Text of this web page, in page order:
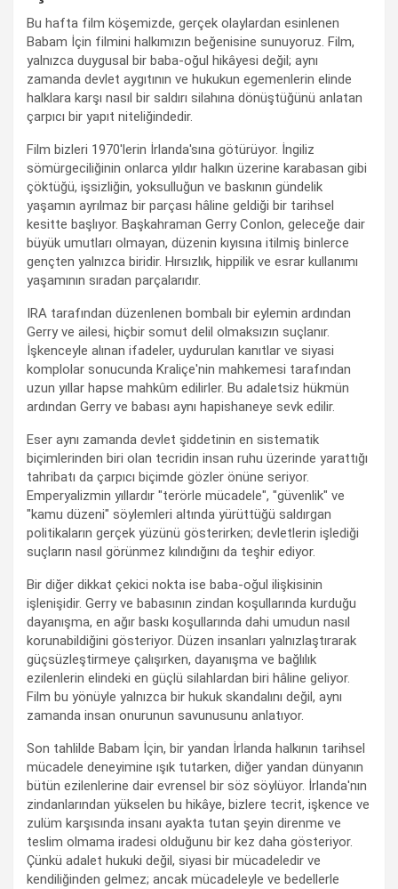
Bu hafta film köşemizde, gerçek olaylardan esinlenen
Babam İçin filmini halkımızın beğenisine sunuyoruz. Film,
yalnızca duygusal bir baba-oğul hikâyesi değil; aynı
zamanda devlet aygıtının ve hukukun egemenlerin elinde
halklara karşı nasıl bir saldırı silahına dönüştüğünü anlatan
çarpıcı bir yapıt niteliğindedir.
Film bizleri 1970'lerin İrlanda'sına götürüyor. İngiliz
sömürgeciliğinin onlarca yıldır halkın üzerine karabasan gibi
çöktüğü, işsizliğin, yoksulluğun ve baskının gündelik
yaşamın ayrılmaz bir parçası hâline geldiği bir tarihsel
kesitte başlıyor. Başkahraman Gerry Conlon, geleceğe dair
büyük umutları olmayan, düzenin kıyısına itilmiş binlerce
gençten yalnızca biridir. Hırsızlık, hippilik ve esrar kullanımı
yaşamının sıradan parçalarıdır.
IRA tarafından düzenlenen bombalı bir eylemin ardından
Gerry ve ailesi, hiçbir somut delil olmaksızın suçlanır.
İşkenceyle alınan ifadeler, uydurulan kanıtlar ve siyasi
komplolar sonucunda Kraliçe'nin mahkemesi tarafından
uzun yıllar hapse mahkûm edilirler. Bu adaletsiz hükmün
ardından Gerry ve babası aynı hapishaneye sevk edilir.
Eser aynı zamanda devlet şiddetinin en sistematik
biçimlerinden biri olan tecridin insan ruhu üzerinde yarattığı
tahribatı da çarpıcı biçimde gözler önüne seriyor.
Emperyalizmin yıllardır "terörle mücadele", "güvenlik" ve
"kamu düzeni" söylemleri altında yürüttüğü saldırgan
politikaların gerçek yüzünü gösterirken; devletlerin işlediği
suçların nasıl görünmez kılındığını da teşhir ediyor.
Bir diğer dikkat çekici nokta ise baba-oğul ilişkisinin
işlenişidir. Gerry ve babasının zindan koşullarında kurduğu
dayanışma, en ağır baskı koşullarında dahi umudun nasıl
korunabildiğini gösteriyor. Düzen insanları yalnızlaştırarak
güçsüzleştirmeye çalışırken, dayanışma ve bağlılık
ezilenlerin elindeki en güçlü silahlardan biri hâline geliyor.
Film bu yönüyle yalnızca bir hukuk skandalını değil, aynı
zamanda insan onurunun savunusunu anlatıyor.
Son tahlilde Babam İçin, bir yandan İrlanda halkının tarihsel
mücadele deneyimine ışık tutarken, diğer yandan dünyanın
bütün ezilenlerine dair evrensel bir söz söylüyor. İrlanda'nın
zindanlarından yükselen bu hikâye, bizlere tecrit, işkence ve
zulüm karşısında insanı ayakta tutan şeyin direnme ve
teslim olmama iradesi olduğunu bir kez daha gösteriyor.
Çünkü adalet hukuki değil, siyasi bir mücadeledir ve
kendiliğinden gelmez; ancak mücadeleyle ve bedellerle